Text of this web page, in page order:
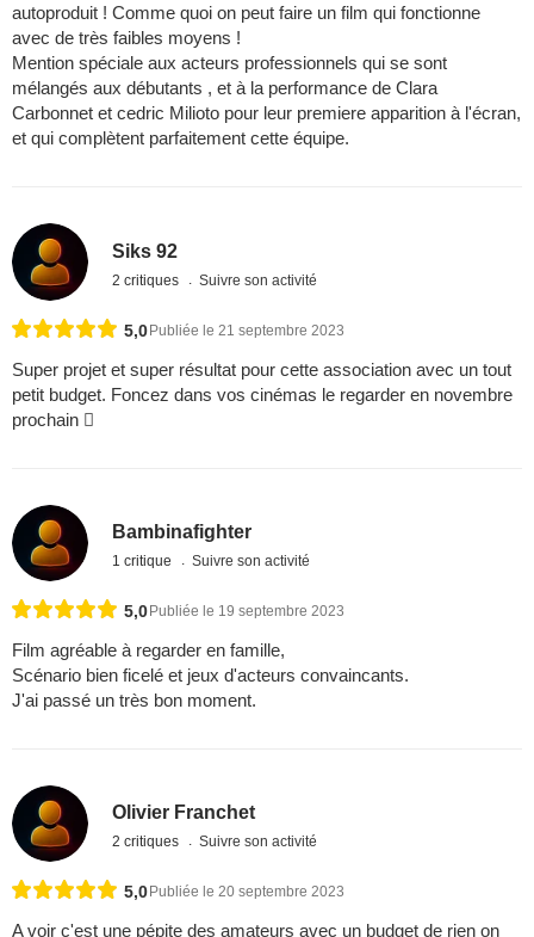
autoproduit ! Comme quoi on peut faire un film qui fonctionne
avec de très faibles moyens !
Mention spéciale aux acteurs professionnels qui se sont
mélangés aux débutants , et à la performance de Clara
Carbonnet et cedric Milioto pour leur premiere apparition à l'écran,
et qui complètent parfaitement cette équipe.
Siks 92
2 critiques Suivre son activité
5,0Publiée le 21 septembre 2023
Super projet et super résultat pour cette association avec un tout
petit budget. Foncez dans vos cinémas le regarder en novembre
prochain 
Bambinafighter
1 critique Suivre son activité
5,0Publiée le 19 septembre 2023
Film agréable à regarder en famille,
Scénario bien ficelé et jeux d'acteurs convaincants.
J'ai passé un très bon moment.
Olivier Franchet
2 critiques Suivre son activité
5,0 Publiée le 20 septembre 2023
A voir c'est une pépite des amateurs avec un budget de rien on